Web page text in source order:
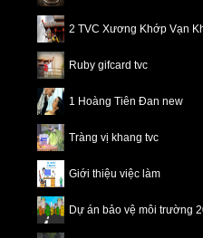
2 TVC Xương Khớp Vạn
Ruby gifcard tvc
1 Hoàng Tiên Đan new
Tràng vị khang tvc
Giới thiệu việc làm
Dự án bảo vệ môi trường